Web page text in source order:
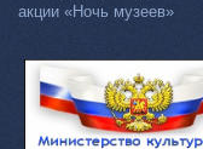
акции «Ночь музеев»